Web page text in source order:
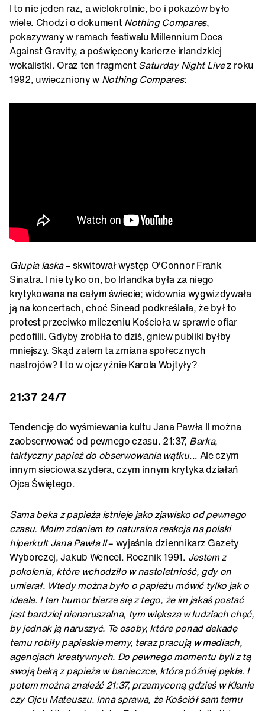
I to nie jeden raz, a wielokrotnie, bo i pokazów było
wiele. Chodzi o dokumentNothing Compares,
pokazywany w ramach festiwalu Millennium Docs
Against Gravity, a poświęcony karierze irlandzkiej
wokalistki. Oraz ten fragmentSaturday Night Livez roku
1992, uwieczniony w Nothing Compares:
Głupia laska– skwitował występ O'Connor Frank
Sinatra. I nie tylko on, bo Irlandka była za niego
krytykowana na całym świecie; widownia wygwizdywała
ją na koncertach, choć Sinead podkreślała, że był to
protest przeciwko milczeniu Kościoła w sprawie ofiar
pedofilii. Gdyby zrobiła to dziś, gniew publiki byłby
mniejszy. Skąd zatem ta zmiana społecznych
nastrojów? I to w ojczyźnie Karola Wojtyły?
21:37 24/7
Tendencję do wyśmiewania kultu Jana Pawła II można
zaobserwować od pewnego czasu. 21:37, Barka,
taktyczny papież do obserwowania wątku... Ale czym
innym sieciowa szydera, czym innym krytyka działań
Ojca Świętego.
Sama beka z papieża istnieje jako zjawisko od pewnego
czasu. Moim zdaniem to naturalna reakcja na polski
hiperkult Jana Pawła II– wyjaśnia dziennikarz Gazety
Wyborczej, Jakub Wencel. Rocznik 1991. Jestem z
pokolenia, które wchodziło w nastoletniość, gdy on
umierał. Wtedy można było o papieżu mówić tylko jak o
ideale. I ten humor bierze się z tego, że im jakaś postać
jest bardziej nienaruszalna, tym większa w ludziach chęć,
by jednak ją naruszyć. Te osoby, które ponad dekadę
temu robiły papieskie memy, teraz pracują w mediach,
agencjach kreatywnych. Do pewnego momentu byli z tą
swoją beką z papieża w banieczce, która później pękła. I
potem można znaleźć 21:37, przemyconą gdzieś w Klanie
czy Ojcu Mateuszu. Inna sprawa, że Kościół sam temu